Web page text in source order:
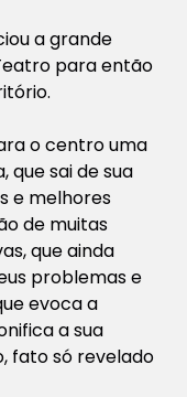
a grande
para então
o centro uma
sai de sua
e melhores
de muitas
que ainda
problemas e
evoca a
a sua
fato só revelado